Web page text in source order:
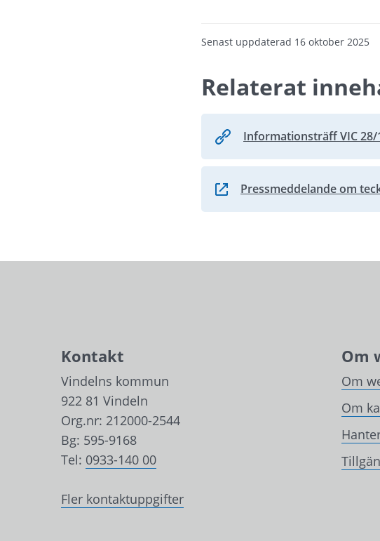
Senast uppdaterad 16 oktober 2025
Relaterat
Informationsträff VIC 28/
Pressmeddelande om
Länk till annan webbplats.
Kontakt
Vindelns kommun
922 81 Vindeln
Org.nr: 212000-2544
Bg: 595-9168
Tel: 0933-140 00
Fler kontaktuppgifter
Om
Om
Om